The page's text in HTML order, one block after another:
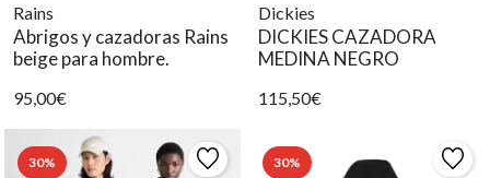
Rains
Abrigos y cazadoras Rains
beige para hombre.
95,00€
Dickies
DICKIES CAZADORA
MEDINA NEGRO
115,50€
30% 30%